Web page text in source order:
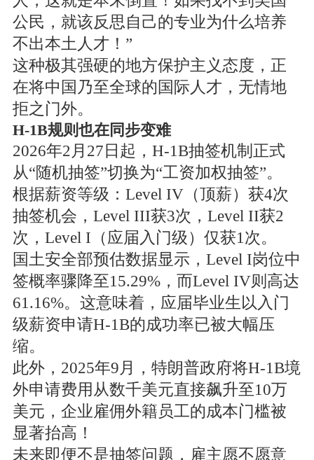
公民，就该反思自己的专业为什么培养
不出本土人才！”
这种极其强硬的地方保护主义态度，正
在将中国乃至全球的国际人才，无情地
拒之门外。
H-1B规则也在同步变难
2026年2月27日起，H-1B抽签机制正式
从“随机抽签”切换为“工资加权抽签”。
根据薪资等级：Level IV（顶薪）获4次
抽签机会，Level III获3次，Level II获2
次，Level I（应届入门级）仅获1次。
国土安全部预估数据显示，Level I岗位中
签概率骤降至15.29%，而Level IV则高达
61.16%。这意味着，应届毕业生以入门
级薪资申请H-1B的成功率已被大幅压
缩。
此外，2025年9月，特朗普政府将H-1B境
外申请费用从数千美元直接飙升至10万
美元，企业雇佣外籍员工的成本门槛被
显著抬高！
未来即便不是抽签问题，雇主愿不愿意